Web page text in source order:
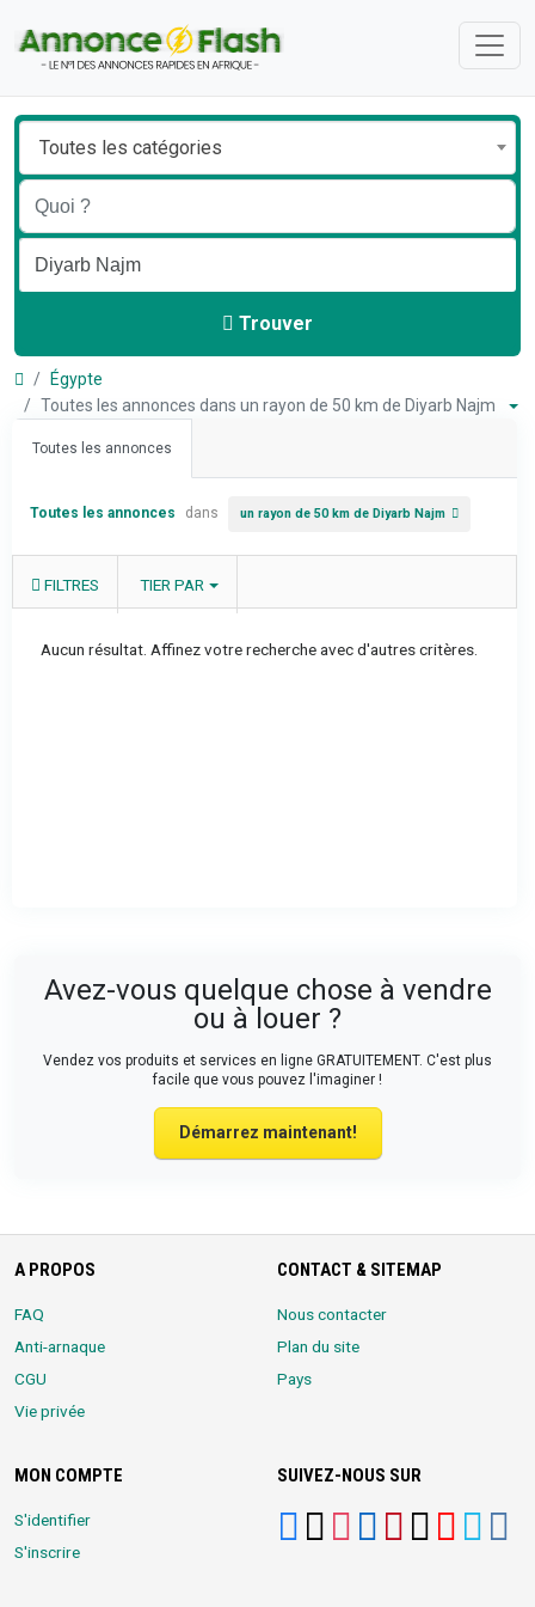
Toutes les catégories
Trouver
Égypte
Toutes les annonces dans un rayon de 50 km de Diyarb Najm
Toutes les annonces
Toutes les annonces dans un rayon de 50 km de Diyarb Najm
FILTRES TIER PAR
Aucun résultat. Affinez votre recherche avec d'autres critères.
Avez-vous quelque chose à vendre
ou à louer ?
Vendez vos produits et services en ligne GRATUITEMENT. C'est plus
facile que vous pouvez l'imaginer !
Démarrez maintenant!
A PROPOS
FAQ
Anti-arnaque
CGU
Vie privée
CONTACT & SITEMAP
Nous contacter
Plan du site
Pays
MON COMPTE
S'identifier
S'inscrire
SUIVEZ-NOUS SUR